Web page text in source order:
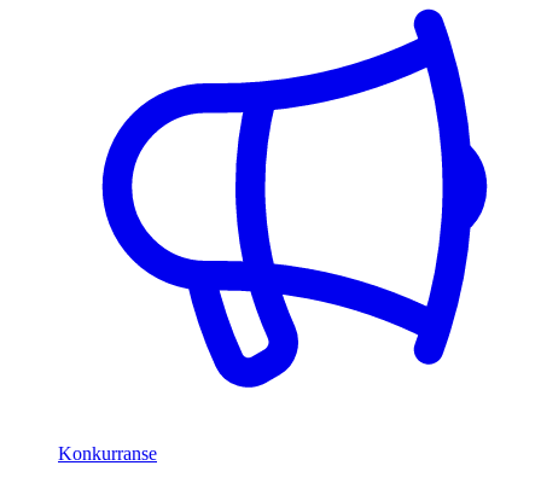
Konkurranse